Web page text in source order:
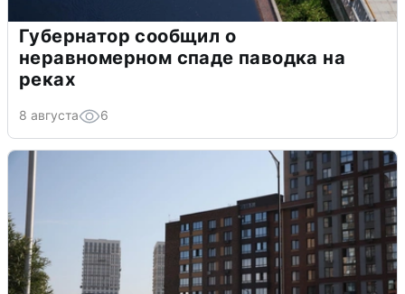
Губернатор сообщил о
неравномерном спаде паводка на
реках
8 августа 6